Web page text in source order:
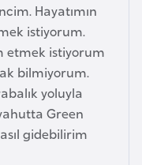
Hayatımın
istiyorum.
etmek istiyorum
bilmiyorum.
yoluyla
Green
gidebilirim